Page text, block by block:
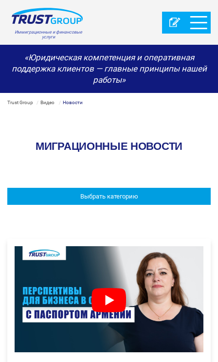
Иммиграционные и финансовые
услуги
«Юридическая компетенция и оперативная
поддержка клиентов — главные принципы нашей
работы»
Trust Group Видео Новости
МИГРАЦИОННЫЕ НОВОСТИ
Выбрать категорию